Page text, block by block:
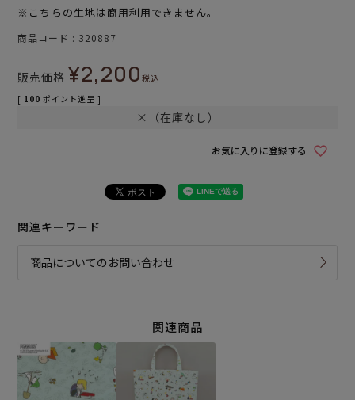
※こちらの生地は商用利用できません。
商品コード 320887
販売価格 ¥2,200税込
[ 100 ポイント進呈 ]
×（在庫なし）
お気に入りに登録する
関連キーワード
商品についてのお問い合わせ
関連商品